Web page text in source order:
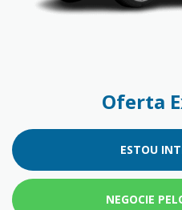
Oferta
ESTOU
NEGOCIE